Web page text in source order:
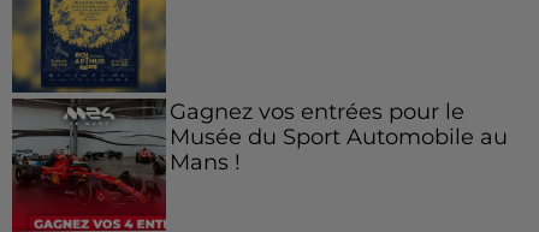
Gagnez vos entrées pour le
Musée du Sport Automobile au
Mans !